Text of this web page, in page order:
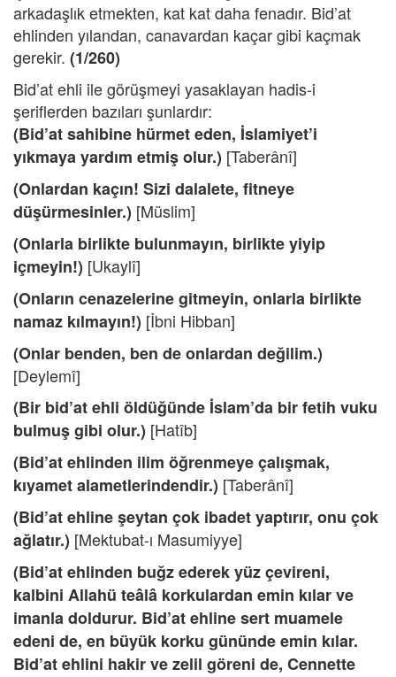
arkadaşlık etmekten, kat kat daha fenadır. Bid’at
ehlinden yılandan, canavardan kaçar gibi kaçmak
gerekir. (1/260)
Bid’at ehli ile görüşmeyi yasaklayan hadis-i
şeriflerden bazıları şunlardır:
(Bid’at sahibine hürmet eden, İslamiyet’i
yıkmaya yardım etmiş olur.) [Taberânî]
(Onlardan kaçın! Sizi dalalete, fitneye
düşürmesinler.) [Müslim]
(Onlarla birlikte bulunmayın, birlikte yiyip
içmeyin!) [Ukaylî]
(Onların cenazelerine gitmeyin, onlarla birlikte
namaz kılmayın!) [İbni Hibban]
(Onlar benden, ben de onlardan değilim.)
[Deylemî]
(Bir bid’at ehli öldüğünde İslam’da bir fetih vuku
bulmuş gibi olur.) [Hatîb]
(Bid’at ehlinden ilim öğrenmeye çalışmak,
kıyamet alametlerindendir.) [Taberânî]
(Bid’at ehline şeytan çok ibadet yaptırır, onu çok
ağlatır.) [Mektubat-ı Masumiyye]
(Bid’at ehlinden buğz ederek yüz çevireni,
kalbini Allahü teâlâ korkulardan emin kılar ve
imanla doldurur. Bid’at ehline sert muamele
edeni de, en büyük korku gününde emin kılar.
Bid’at ehlini hakir ve zelil göreni de, Cennette